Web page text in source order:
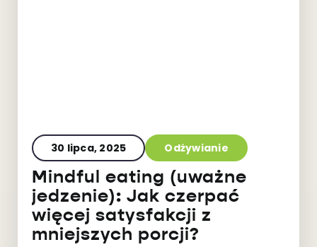
30 lipca, 2025 Odżywianie
Mindful eating (uważne
jedzenie): Jak czerpać
więcej satysfakcji z
mniejszych porcji?